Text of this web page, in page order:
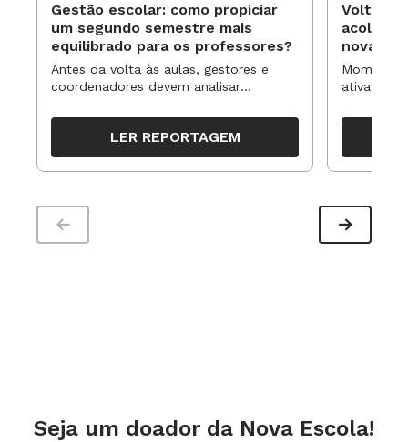
Gestão escolar: como propiciar
um segundo semestre mais
equilibrado para os professores?
Antes da volta às aulas, gestores e
coordenadores devem analisar
organizar ações para orientar o
trabalho pedagógico ao longo do
período
LER REPORTAGEM
Volta às
novas
ativa
propostas
Seja um doador da Nova Escola!